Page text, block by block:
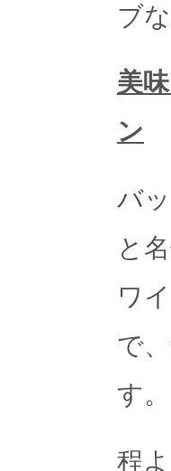
ブ
美
ン
バ
と
ワ
で
す。
程